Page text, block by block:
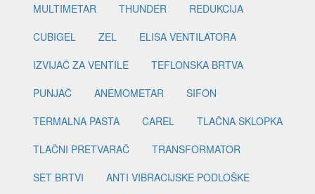
MULTIMETAR
THUNDER
REDUKCIJA
CUBIGEL
ZEL
ELISA VENTILATORA
IZVIJAČ ZA VENTILE
TEFLONSKA BRTVA
PUNJAČ
ANEMOMETAR
SIFON
TERMALNA PASTA
CAREL
TLAČNA SKLOPKA
TLAČNI PRETVARAČ
TRANSFORMATOR
SET BRTVI
ANTI VIBRACIJSKE PODLOŠKE